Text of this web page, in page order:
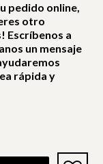
pedido online,
otro
Escríbenos a
un mensaje
rápida y